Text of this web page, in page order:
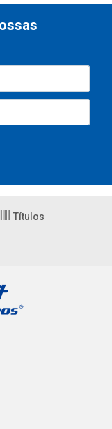
Títulos